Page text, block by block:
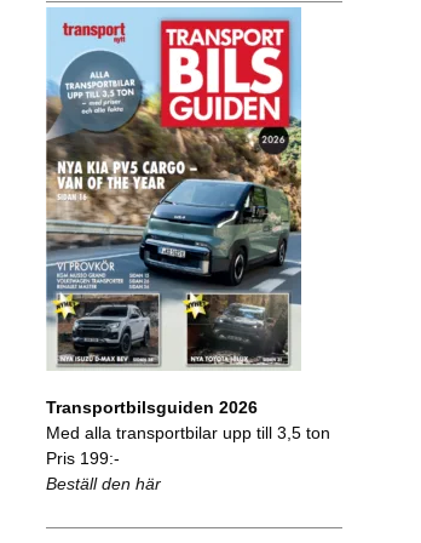
Transportbilsguiden 2026
Med alla transportbilar upp till 3,5 ton
Pris 199:-
Beställ den här